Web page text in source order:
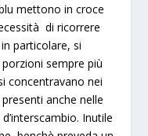
mettono in croce
di ricorrere
particolare, si
sempre più
concentravano nei
anche nelle
Inutile